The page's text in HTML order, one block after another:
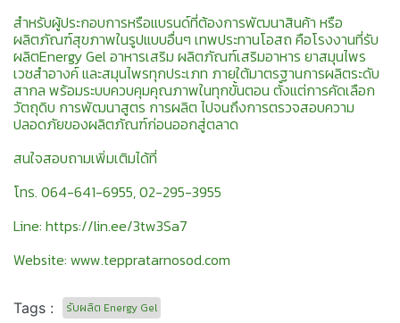
สำหรับผู้ประกอบการหรือแบรนด์ที่ต้องการพัฒนาสินค้า หรือ
ผลิตภัณฑ์สุขภาพในรูปแบบอื่นๆ เทพประทานโอสถ คือโรงงานที่รับ
ผลิตEnergy Gel อาหารเสริม ผลิตภัณฑ์เสริมอาหาร ยาสมุนไพร
เวชสำอางค์ และสมุนไพรทุกประเภท ภายใต้มาตรฐานการผลิตระดับ
สากล พร้อมระบบควบคุมคุณภาพในทุกขั้นตอน ตั้งแต่การคัดเลือก
วัตถุดิบ การพัฒนาสูตร การผลิต ไปจนถึงการตรวจสอบความ
ปลอดภัยของผลิตภัณฑ์ก่อนออกสู่ตลาด
สนใจสอบถามเพิ่มเติมได้ที่
โทร. 064-641-6955, 02-295-3955
Line: https://lin.ee/3tw3Sa7
Website: www.teppratarnosod.com
Tags : รับผลิต Energy Gel